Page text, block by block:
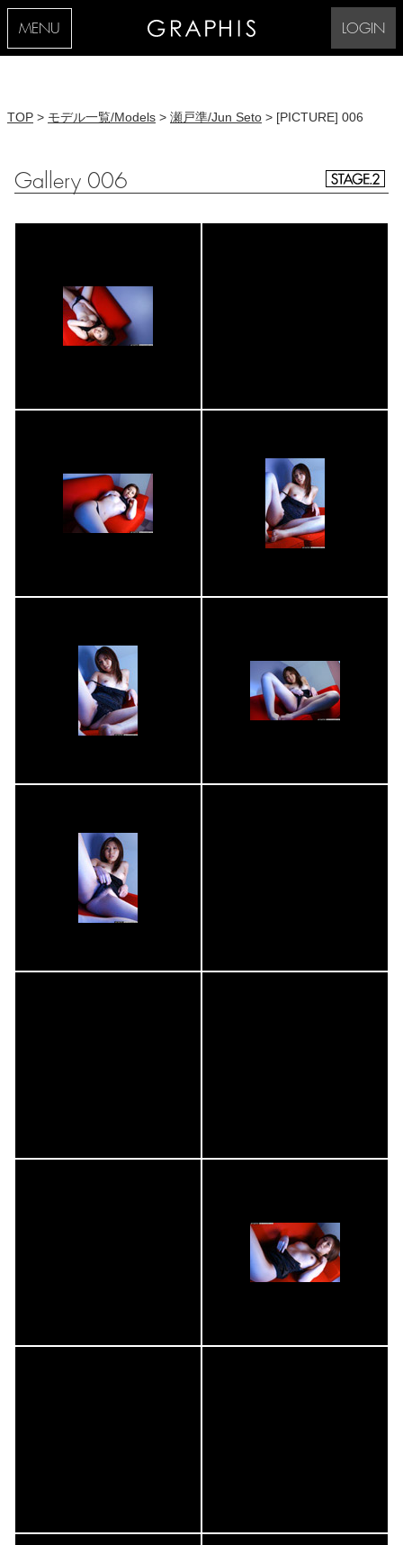
MENU LOGIN
TOP > モデル一覧/Models > 瀬戸準/Jun Seto > [PICTURE] 006
Gallery 006